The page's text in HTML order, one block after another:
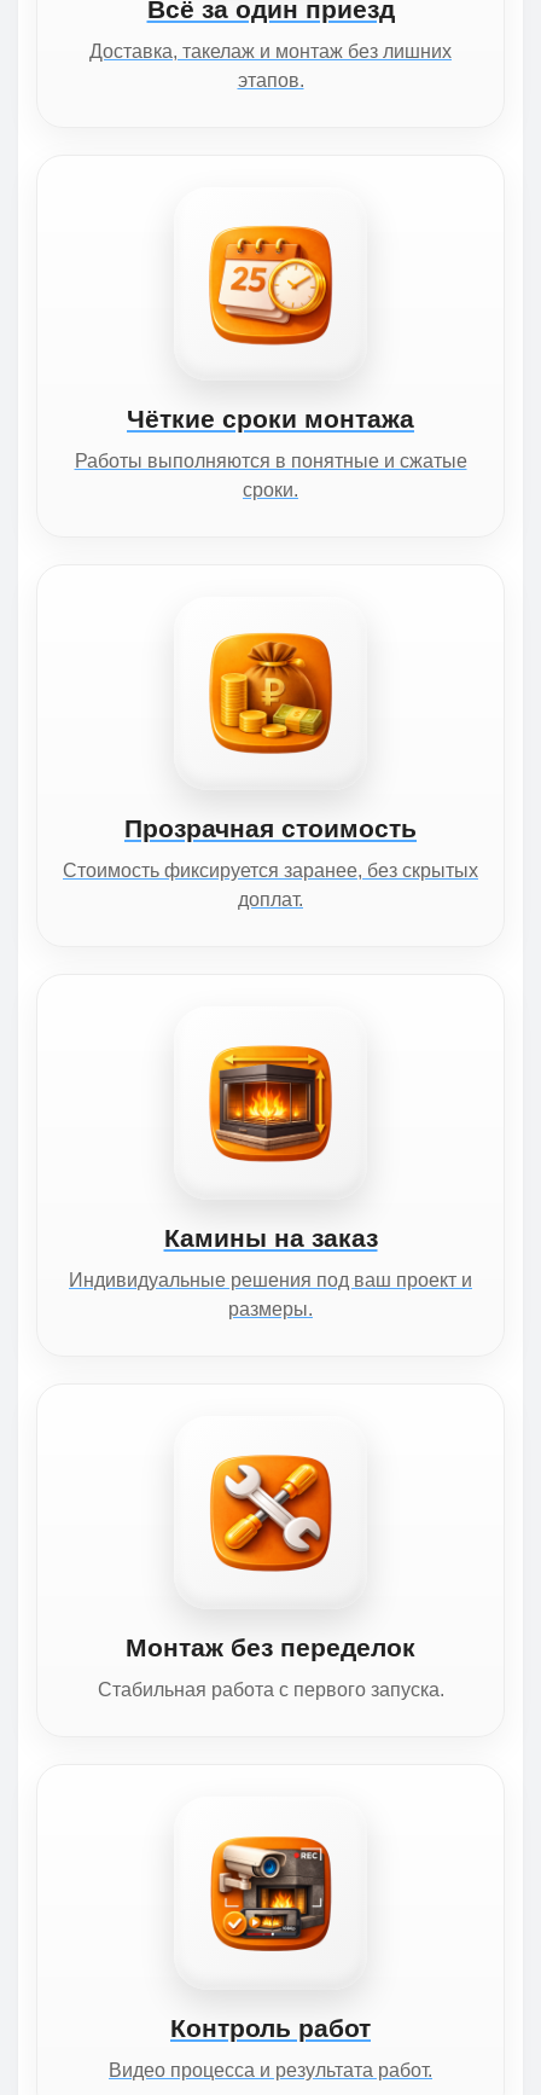
Всё за один приезд
Доставка, такелаж и монтаж без лишних
этапов.
Чёткие сроки монтажа
Работы выполняются в понятные и сжатые
сроки.
Прозрачная стоимость
Стоимость фиксируется заранее, без скрытых
доплат.
Камины на заказ
Индивидуальные решения под ваш проект и
размеры.
Монтаж без переделок
Стабильная работа с первого запуска.
Контроль работ
Видео процесса и результата работ.